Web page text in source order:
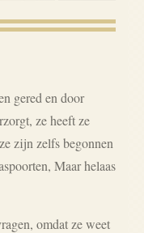
gered en door
ze heeft ze
zijn zelfs begonnen
Maar helaas
omdat ze weet